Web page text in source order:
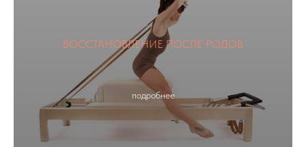
ВОССТАНОВЛЕНИЕ ПОСЛЕ РОДОВ
подробнее